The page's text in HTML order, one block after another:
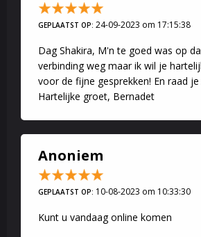
GEPLAATST OP: 24-09-2023 om 17:15:38
Dag Shakira, M'n te goed was op
verbinding weg maar ik wil je
voor de fijne gesprekken! En raad je
Hartelijke groet, Bernadet
Anoniem
GEPLAATST OP: 10-08-2023 om 10:33:30
Kunt u vandaag online komen